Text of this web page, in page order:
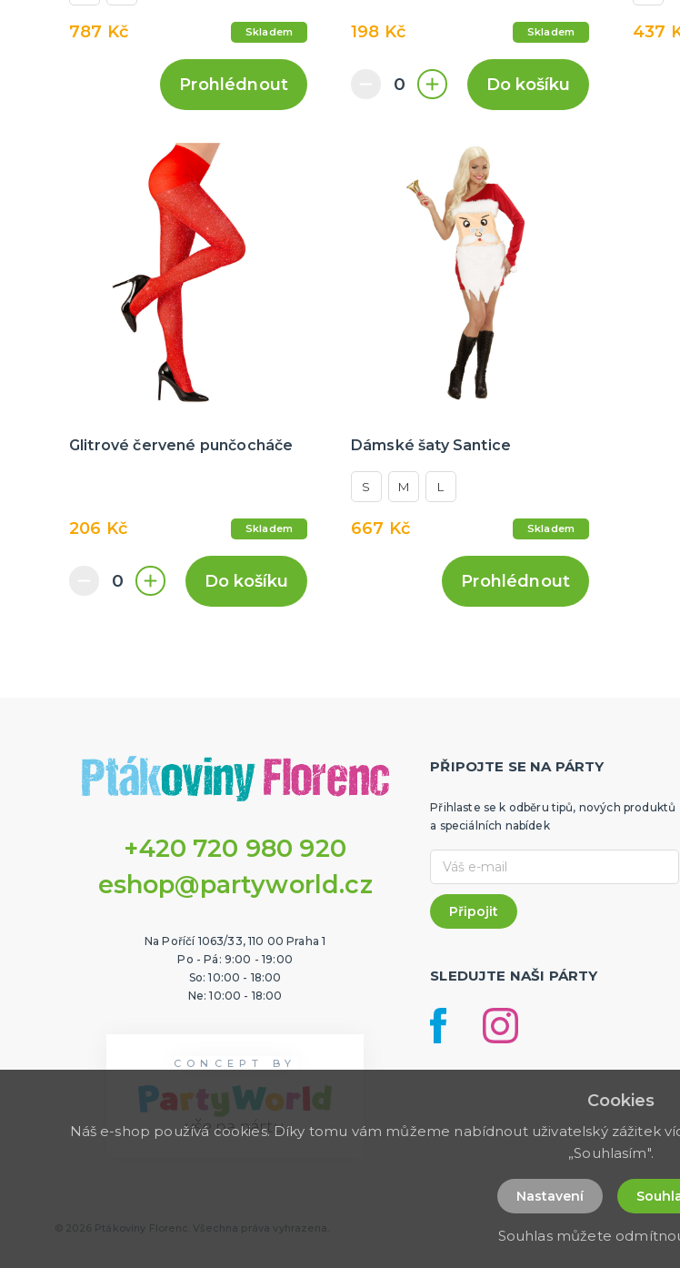
787 Kč Skladem
Prohlédnout
198 Kč Skladem
Do košíku
437
Glitrové červené punčocháče
206 Kč Skladem
Do košíku
Dámské šaty Santice
S M L
667 Kč Skladem
Prohlédnout
+420 720 980 920
eshop@partyworld.cz
Na Poříčí 1063/33, 110 00 Praha 1
Po - Pá: 9:00 - 19:00
So: 10:00 - 18:00
Ne: 10:00 - 18:00
CONCEPT BY
PŘIPOJTE SE NA PÁRTY
Přihlaste se k odběru tipů, nových produktů
a speciálních nabídek
SLEDUJTE NAŠI PÁRTY
© 2026 Ptákoviny Florenc. Všechna práva vyhrazena.
Cookies
Náš e-shop používá cookies. Díky tomu vám můžeme nabídnout uživatelský zážitek
„Souhlasím".
Nastavení
Souhlas můžete